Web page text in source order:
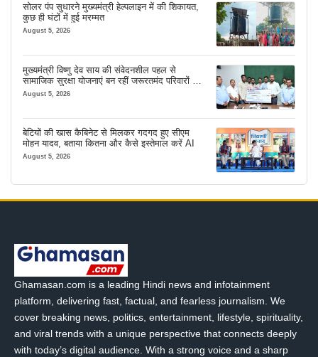
सोलर पंप सुधारने मुख्यमंत्री हेल्पलाइन में की शिकायत,
कुछ ही घंटों में हुई मरम्मत
August 5, 2026
मुख्यमंत्री विष्णु देव साय की संवेदनशील पहल से
सामाजिक सुरक्षा योजनाएं बन रहीं जरूरतमंद परिवारों का
मजबूत सहारा
August 5, 2026
बेटियों की खास कैबिनेट से मिलकर गदगद हुए सीएम
मोहन यादव, बताया कितना और कैसे इस्तेमाल करें AI
August 5, 2026
Ghamasan.com is a leading Hindi news and infotainment
platform, delivering fast, factual, and fearless journalism. We
cover breaking news, politics, entertainment, lifestyle, spirituality,
and viral trends with a unique perspective that connects deeply
with today’s digital audience. With a strong voice and a sharp